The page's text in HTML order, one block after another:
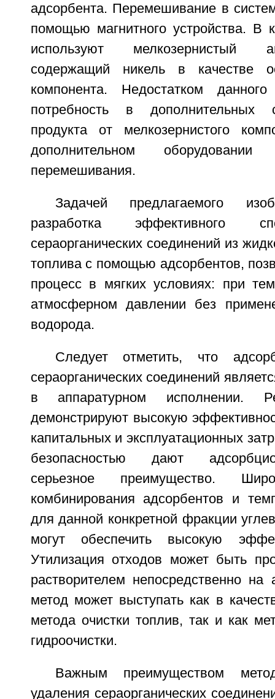
адсорбента. Перемешивание в
помощью магнитного устройства. В
используют мелкозернистый
содержащий никель в качестве
компонента. Недостатком
потребность в дополнительных
продукта от мелкозернистого
дополнительном
перемешивания.
Задачей предлагаемого
разработка эффективного
сераорганических соединений из
топлива с помощью адсорбентов,
процесс в мягких условиях: при
атмосферном давлении без
водорода.
Следует отметить, что
сераорганических соединений
в аппаратурном исполнении.
демонстрируют высокую
капитальных и эксплуатационных
безопасностью дают
серьезное преимущество.
комбинирования адсорбентов и
для данной конкретной фракции
могут обеспечить высокую
Утилизация отходов может быть
растворителем непосредственно
метод может выступать как в
метода очистки топлив, так и как
гидроочистки.
Важным преимуществом
удаления сераорганических